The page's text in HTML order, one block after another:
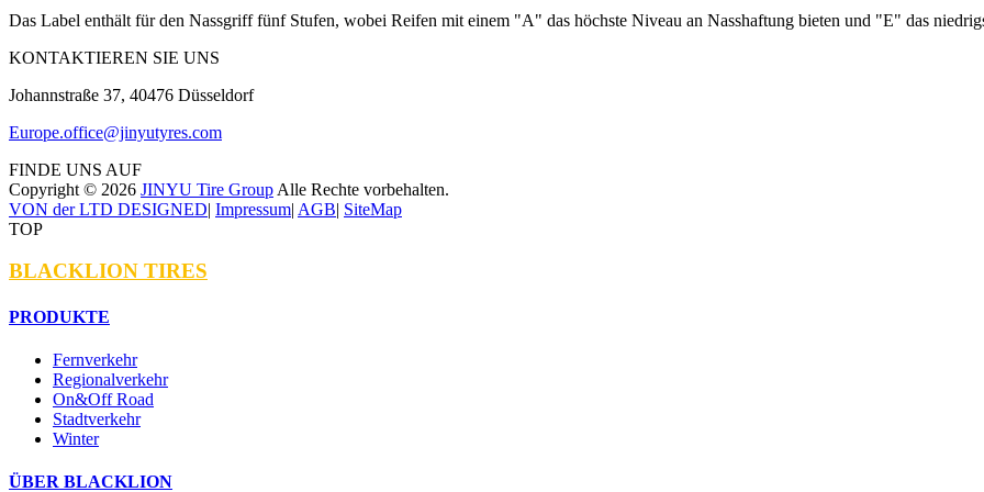
Das Label enthält für den Nassgriff fünf Stufen, wobei Reifen mit einem "A" das höchste Niveau an Nasshaftung bieten und "E" das
KONTAKTIEREN SIE UNS
Johannstraße 37, 40476 Düsseldorf
Europe.office@jinyutyres.com
FINDE UNS AUF
Copyright © 2026 JINYU Tire Group Alle Rechte vorbehalten.
VON der LTD DESIGNED| Impressum| AGB| SiteMap
TOP
BLACKLION TIRES
PRODUKTE
Fernverkehr
Regionalverkehr
On&Off Road
Stadtverkehr
Winter
ÜBER BLACKLION